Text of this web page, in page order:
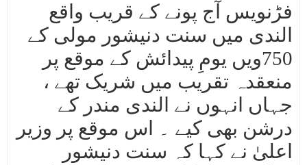
فڑنویس آج پونے کے قریب واقع
الندی میں سنت دنیشور مولی کے
750ویں یومِ پیدائش کے موقع پر
منعقدہ تقریب میں شریک تھے ،
جہاں انہوں نے الندی مندر کے
درشن بھی کیے ۔ اس موقع پر وزیر
اعلیٰ نے کہا کہ سنت دنیشور